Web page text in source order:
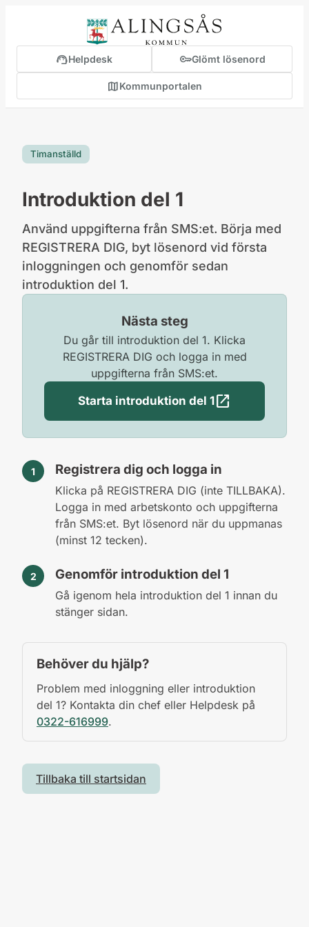
support_agentHelpdesk keyGlömt lösenord
mapKommunportalen
(öppnas i ny flik)
Timanställd
Introduktion del 1
Använd uppgifterna från SMS:et. Börja med
REGISTRERA DIG, byt lösenord vid första
inloggningen och genomför sedan
introduktion del 1.
Nästa steg
Du går till introduktion del 1. Klicka
REGISTRERA DIG och logga in med
uppgifterna från SMS:et.
Starta introduktion del 1open_in_new
(öppnas i ny flik)
Registrera dig och logga in
Klicka på REGISTRERA DIG (inte TILLBAKA).
Logga in med arbetskonto och uppgifterna
från SMS:et. Byt lösenord när du uppmanas
(minst 12 tecken).
Genomför introduktion del 1
Gå igenom hela introduktion del 1 innan du
stänger sidan.
Behöver du hjälp?
Problem med inloggning eller introduktion
del 1? Kontakta din chef eller Helpdesk på
0322-616999.
Tillbaka till startsidan